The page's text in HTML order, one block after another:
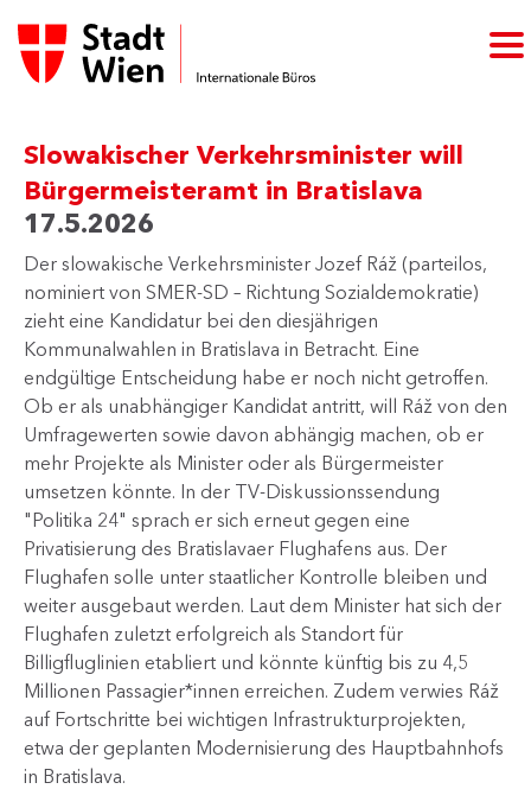
Slowakischer Verkehrsminister will
Bürgermeisteramt in Bratislava
17.5.2026
Der slowakische Verkehrsminister Jozef Ráž (parteilos,
nominiert von SMER-SD – Richtung Sozialdemokratie)
zieht eine Kandidatur bei den diesjährigen
Kommunalwahlen in Bratislava in Betracht. Eine
endgültige Entscheidung habe er noch nicht getroffen.
Ob er als unabhängiger Kandidat antritt, will Ráž von den
Umfragewerten sowie davon abhängig machen, ob er
mehr Projekte als Minister oder als Bürgermeister
umsetzen könnte. In der TV-Diskussionssendung
"Politika 24" sprach er sich erneut gegen eine
Privatisierung des Bratislavaer Flughafens aus. Der
Flughafen solle unter staatlicher Kontrolle bleiben und
weiter ausgebaut werden. Laut dem Minister hat sich der
Flughafen zuletzt erfolgreich als Standort für
Billigfluglinien etabliert und könnte künftig bis zu 4,5
Millionen Passagier*innen erreichen. Zudem verwies Ráž
auf Fortschritte bei wichtigen Infrastrukturprojekten,
etwa der geplanten Modernisierung des Hauptbahnhofs
in Bratislava.